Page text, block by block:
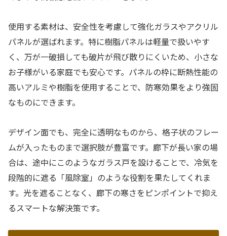
使用する素材は、安全性を考慮して強化ガラスやアクリル
パネルが選ばれます。特に樹脂パネルは軽量で扱いやす
く、万が一破損しても破片が飛び散りにくいため、小さな
お子様がいる家庭でも安心です。パネルの枠に断熱性能の
高いアルミや樹脂を使用することで、防寒効果をより強固
なものにできます。
デザイン面でも、完全に透明なものから、格子状のフレー
ムが入ったものまで選択肢が豊富です。廊下が長い家の場
合は、途中にこのようなガラス戸を設けることで、冷気を
段階的に遮る「風除室」のような役割を果たしてくれま
す。光を遮ることなく、廊下の寒さをピンポイントで抑え
るスマートな解決策です。